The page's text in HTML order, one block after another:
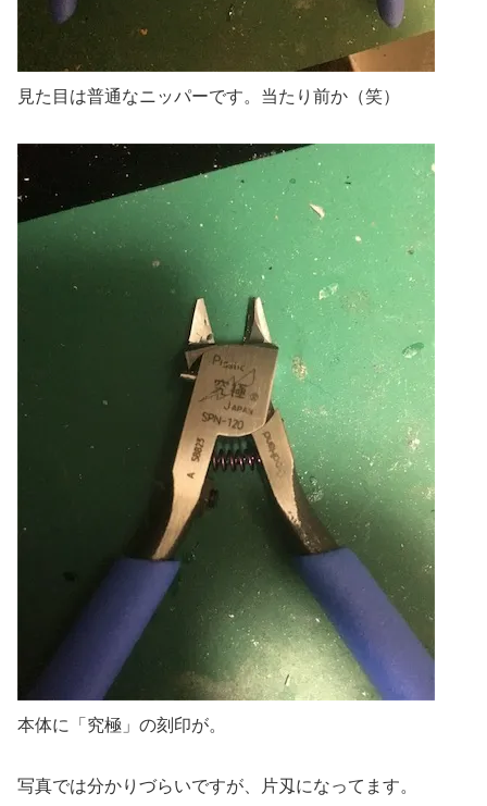
見た目は普通なニッパーです。当たり前か（笑）
本体に「究極」の刻印が。
写真では分かりづらいですが、片刄になってます。